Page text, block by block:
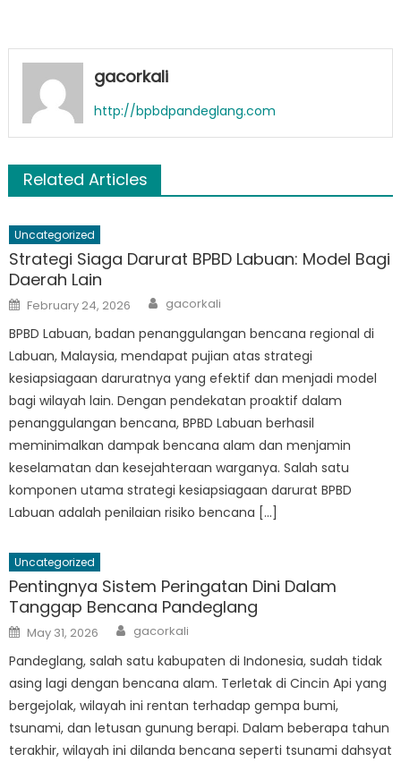
gacorkali
http://bpbdpandeglang.com
Related Articles
Uncategorized
Strategi Siaga Darurat BPBD Labuan: Model Bagi
Daerah Lain
Posted
on
February 24, 2026 Author
gacorkali
BPBD Labuan, badan penanggulangan bencana regional di
Labuan, Malaysia, mendapat pujian atas strategi
kesiapsiagaan daruratnya yang efektif dan menjadi model
bagi wilayah lain. Dengan pendekatan proaktif dalam
penanggulangan bencana, BPBD Labuan berhasil
meminimalkan dampak bencana alam dan menjamin
keselamatan dan kesejahteraan warganya. Salah satu
komponen utama strategi kesiapsiagaan darurat BPBD
Labuan adalah penilaian risiko bencana […]
Uncategorized
Pentingnya Sistem Peringatan Dini Dalam
Tanggap Bencana Pandeglang
Posted
on
May 31, 2026 Author
gacorkali
Pandeglang, salah satu kabupaten di Indonesia, sudah tidak
asing lagi dengan bencana alam. Terletak di Cincin Api yang
bergejolak, wilayah ini rentan terhadap gempa bumi,
tsunami, dan letusan gunung berapi. Dalam beberapa tahun
terakhir, wilayah ini dilanda bencana seperti tsunami dahsyat